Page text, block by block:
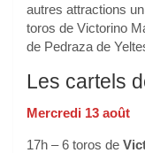
autres attractions
toros de Victorino
de Pedraza de
Les cartels
Mercredi 13 août
17h – 6 toros de